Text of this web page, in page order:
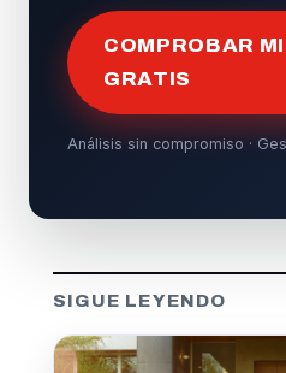
COMPROBAR
GRATIS
Análisis sin compromiso ·
SIGUE LEYENDO